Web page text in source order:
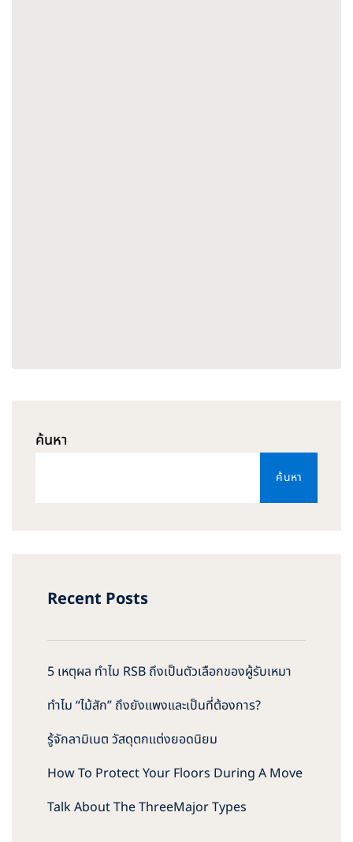
ค้นหา
ค้นหา
Recent Posts
5 เหตุผล ทำไม RSB ถึงเป็นตัวเลือกของผู้รับเหมา
ทำไม “ไม้สัก” ถึงยังแพงและเป็นที่ต้องการ?
รู้จักลามิเนต วัสดุตกแต่งยอดนิยม
How To Protect Your Floors During A Move
Talk About The ThreeMajor Types